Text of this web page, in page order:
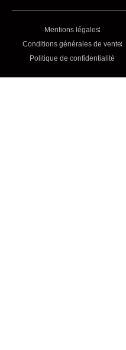
Mentions légales
Conditions générales de vente
Politique de confidentialité